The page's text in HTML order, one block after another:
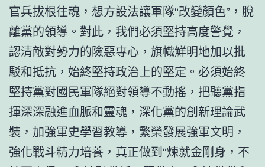
官兵拔根往魂，想方設法讓軍隊“改變顏色”，脫
離黨的領導。對此，我們必須堅持高度警覺，
認清敵對勢力的險惡專心，旗幟鮮明地加以批
駁和抵抗，始終堅持政治上的堅定。必須始終
堅持黨對國民軍隊絕對領導不動搖，把聽黨指
揮深深融進血脈和靈魂，深化黨的創新理論武
裝，加強軍史學習教導，繁榮發展強軍文明，
強化戰斗精力培養，真正做到“煉就金剛身，不